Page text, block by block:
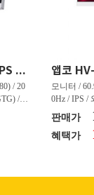
앱코 HV-IP27F180D 하이퍼뷰 IPS FHD 200 HDR 무결점
/ 20
/ 3
(상
조준
모니터 /
0Hz / IPS /
50nit /
하) / 4.9kg
80% / DCI-
판매가
혜택가